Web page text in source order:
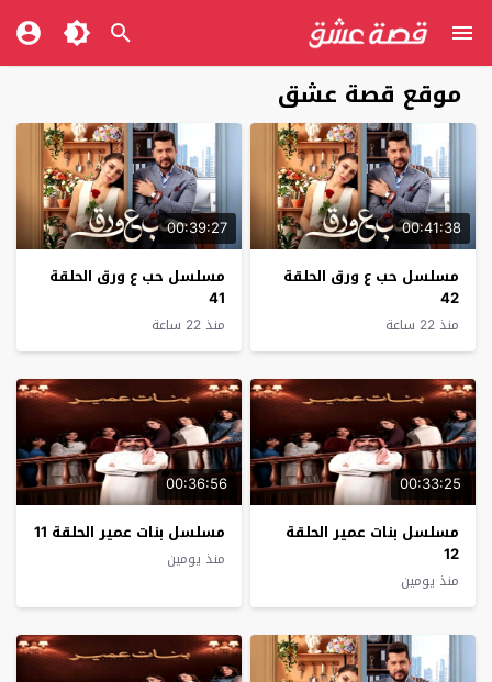
موقع قصة عشق
00:41:38
مسلسل حب ع ورق الحلقة
42
منذ 22 ساعة
00:39:27
مسلسل حب ع ورق الحلقة
41
منذ 22 ساعة
00:33:25
مسلسل بنات عمير الحلقة
12
منذ يومين
00:36:56
مسلسل بنات عمير الحلقة 11
منذ يومين